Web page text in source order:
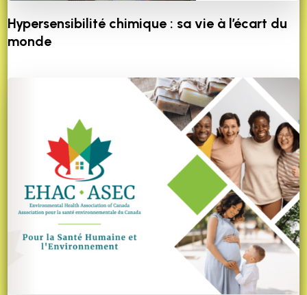
Hypersensibilité chimique : sa vie à l’écart du
monde